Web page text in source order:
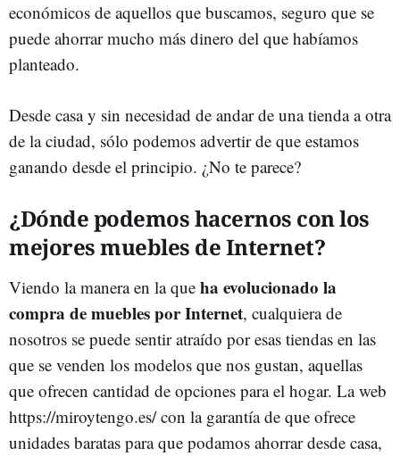
económicos de aquellos que buscamos, seguro que se
puede ahorrar mucho más dinero del que habíamos
planteado.
Desde casa y sin necesidad de andar de una tienda a otra
de la ciudad, sólo podemos advertir de que estamos
ganando desde el principio. ¿No te parece?
¿Dónde podemos hacernos con los
mejores muebles de Internet?
Viendo la manera en la que ha evolucionado la
compra de muebles por Internet, cualquiera de
nosotros se puede sentir atraído por esas tiendas en las
que se venden los modelos que nos gustan, aquellas
que ofrecen cantidad de opciones para el hogar. La web
https://miroytengo.es/ con la garantía de que ofrece
unidades baratas para que podamos ahorrar desde casa,